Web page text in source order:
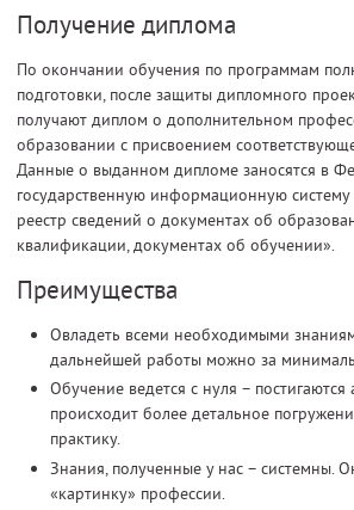
Получение диплома
По окончании обучения по программам
подготовки, после защиты дипломного
получают диплом о дополнительном
образовании с присвоением
Данные о выданном дипломе заносятся в
государственную информационную
реестр сведений о документах об
квалификации, документах об обучении».
Преимущества
Овладеть всеми необходимыми
дальнейшей работы можно за
Обучение ведется с нуля – постигаются
происходит более детальное
практику.
Знания, полученные у нас – системны.
«картинку» профессии.